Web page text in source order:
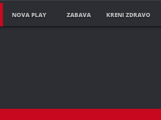
NOVA PLAY ZABAVA KRENI ZDRAVO